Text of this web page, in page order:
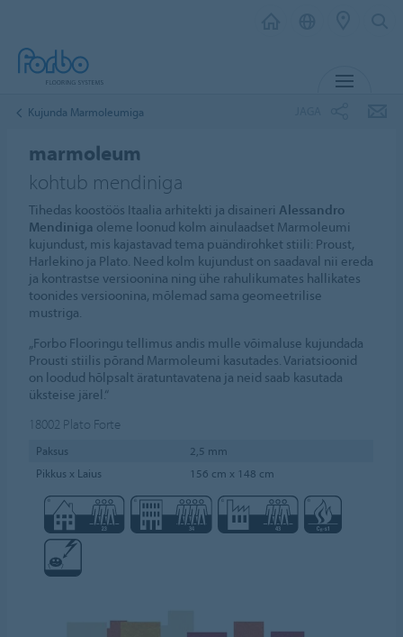
Kujunda Marmoleumiga
marmoleum
kohtub mendiniga
Tihedas koostöös Itaalia arhitekti ja disaineri Alessandro
Mendiniga oleme loonud kolm ainulaadset Marmoleumi
kujundust, mis kajastavad tema puändirohket stiili: Proust,
Harlekino ja Plato. Need kolm kujundust on saadaval nii ereda
ja kontrastse versioonina ning ühe rahulikumates hallikates
toonides versioonina, mõlemad sama geomeetrilise
mustriga.
„Forbo Flooringu tellimus andis mulle võimaluse kujundada
Prousti stiilis põrand Marmoleumi kasutades. Variatsioonid
on loodud hõlpsalt äratuntavatena ja neid saab kasutada
üksteise järel.“
18002 Plato Forte
Paksus
2,5 mm
Pikkus x Laius
156 cm x 148 cm